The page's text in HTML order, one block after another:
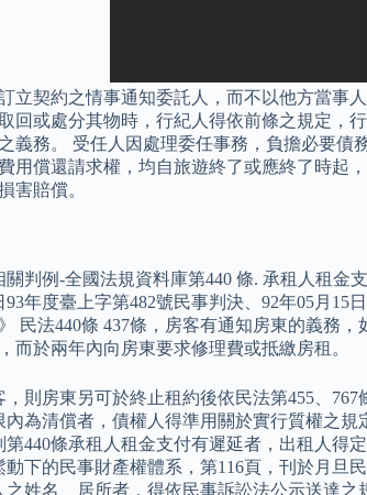
立契約之情事通知委託人，而不以他方當
回或處分其物時，行紀人得依前條之規定，
義務。 受任人因處理委任事務，負擔必要
用償還請求權，均自旅遊終了或應終了時
害賠償。
判例-全國法規資料庫第440 條. 承租人租
93年度臺上字第482號民事判決、92年05月
民法440條 437條，房客有通知房東的義務
於兩年內向房東要求修理費或抵繳房租。
則房東另可於終止租約後依民法第455、
為清償者，債權人得準用關於實行質權之規
440條承租人租金支付有遲延者，出租人得
下的民事財產權體系，第116頁，刊於月旦民
姓名、居所者，得依民事訴訟法公示送達之